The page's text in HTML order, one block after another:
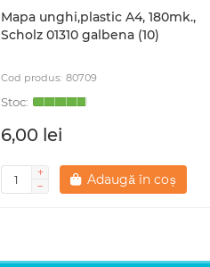
Mapa unghi,plastic A4, 180mk.,
Scholz 01310 galbena (10)
80709
6,00 lei
Adaugă în coș